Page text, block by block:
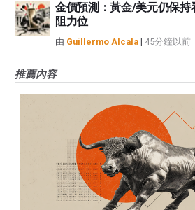
金價預測：黃金/美元仍保持
阻力位
由 Guillermo Alcala | 45分鐘以前
推薦內容